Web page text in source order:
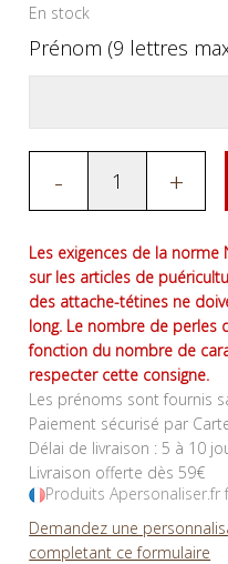
En stock
Prénom (9 lettres
- +
Les exigences de la norme
sur les articles de
des attache-tétines ne
long. Le nombre de perles
fonction du nombre de
respecter cette consigne.
Les prénoms sont fournis
Paiement sécurisé par
Délai de livraison : 5 à 10
Livraison offerte dès 59€
Produits Apersonaliser.fr
Demandez une
completant ce formulaire